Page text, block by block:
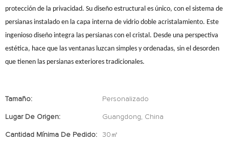
protección de la privacidad. Su diseño estructural es único, con el sistema de
persianas instalado en la capa interna de vidrio doble acristalamiento. Este
ingenioso diseño integra las persianas con el cristal. Desde una perspectiva
estética, hace que las ventanas luzcan simples y ordenadas, sin el desorden
que tienen las persianas exteriores tradicionales.
Tamaño: Personalizado
Lugar De Origen: Guangdong, China
Cantidad Mínima De Pedido: 30㎡